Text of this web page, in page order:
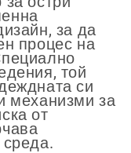
за да
процес на
той
си
механизми за
от
среда.